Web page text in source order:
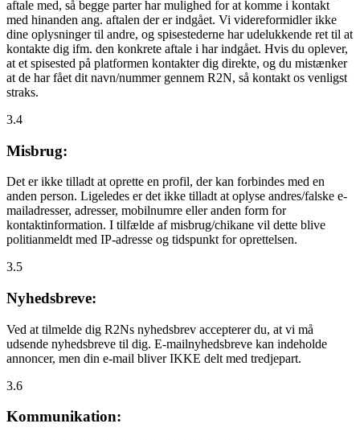
aftale med, så begge parter har mulighed for at komme i kontakt
med hinanden ang. aftalen der er indgået. Vi videreformidler ikke
dine oplysninger til andre, og spisestederne har udelukkende ret til at
kontakte dig ifm. den konkrete aftale i har indgået. Hvis du oplever,
at et spisested på platformen kontakter dig direkte, og du mistænker
at de har fået dit navn/nummer gennem R2N, så kontakt os venligst
straks.
3.4
Misbrug:
Det er ikke tilladt at oprette en profil, der kan forbindes med en
anden person. Ligeledes er det ikke tilladt at oplyse andres/falske e-
mailadresser, adresser, mobilnumre eller anden form for
kontaktinformation. I tilfælde af misbrug/chikane vil dette blive
politianmeldt med IP-adresse og tidspunkt for oprettelsen.
3.5
Nyhedsbreve:
Ved at tilmelde dig R2Ns nyhedsbrev accepterer du, at vi må
udsende nyhedsbreve til dig. E-mailnyhedsbreve kan indeholde
annoncer, men din e-mail bliver IKKE delt med tredjepart.
3.6
Kommunikation: